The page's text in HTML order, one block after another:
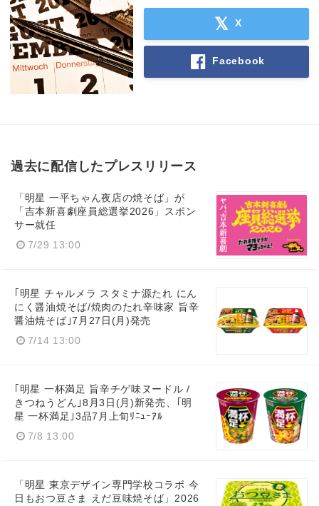
X
Facebook
過去に配信したプレスリリース
「明星 一平ちゃん夜店の焼そば」が
「吉本新喜劇座員総選挙2026」スポン
サー就任
7/29 13:00
｢明星 チャルメラ スタミナ源たれ にん
にく醤油焼そば/焼肉のたれ辛味家 旨辛
醤油焼そば｣7月27日(月)発売
7/14 13:00
｢明星 一杯満足 旨辛チゲ味ヌードル /
きつねうどん｣8月3日(月)新発売、｢明
星 一杯満足｣3品7月上旬ﾘﾆｭｰｱﾙ
7/8 13:00
「明星 東京デザイン専門学校コラボ 今
日もおつ豆さま えだ豆味焼そば」2026